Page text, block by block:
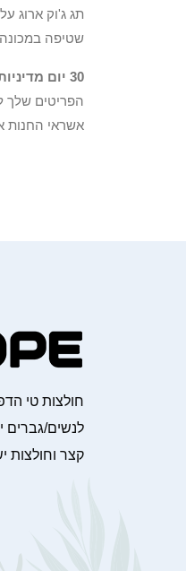
תג ג'וק ארוג
שטיפה
30 יום מדיניות החזר והחזר כספי
אשראי החנות
חולצות טי
לנשים/גברים
קצר וחולצות